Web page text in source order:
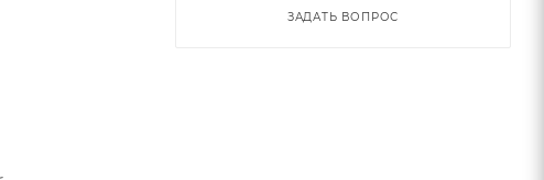
ЗАДАТЬ ВОПРОС